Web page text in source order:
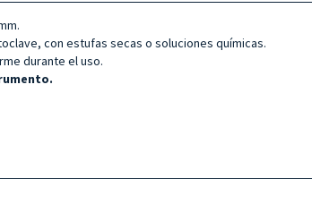
con estufas secas o soluciones químicas.
durante el uso.